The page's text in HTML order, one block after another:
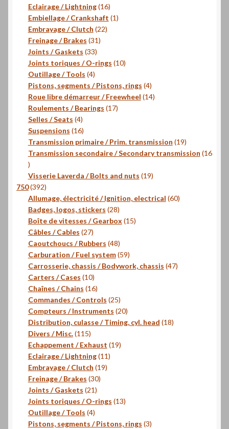
Eclairage / Lightning 1616
produits
Embiellage / Crankshaft 11
Embrayage / Clutch 2222
Freinage / Brakes 3131
Joints / Gaskets 3333
produits
Joints toriques / O-rings 1010
Outillage / Tools 44
produits
Pistons, segments / Pistons, rings 44
produits
Roue libre démarreur / Freewheel 1414
Roulements / Bearings 1717
Selles / Seats 44
produits
Suspensions 1616
produits
Transmission primaire / Prim. transmission 1919
produits
Transmission secondaire / Secondary transmission 16
16
produits
Visserie Laverda / Bolts and nuts 1919
750 392392
produits
Allumage, électricité / Ignition, electrical 6060
Badges, logos, stickers 2828
produits
Boîte de vitesses / Gearbox 1515
Câbles / Cables 2727
produits
Caoutchoucs / Rubbers 4848
produits
Carburation / Fuel system 5959
produits
Carrosserie, chassis / Bodywork, chassis 4747
Carters / Cases 1010
produits
Chaînes / Chains 1616
produits
Commandes / Controls 2525
produits
Compteurs / Instruments 2020
produits
Distribution, culasse / Timing, cyl. head 1818
Divers / Misc. 115115
produits
Echappement / Exhaust 1919
Eclairage / Lightning 1111
Embrayage / Clutch 1919
Freinage / Brakes 3030
Joints / Gaskets 2121
produits
Joints toriques / O-rings 1313
Outillage / Tools 44
produits
Pistons, segments / Pistons, rings 33